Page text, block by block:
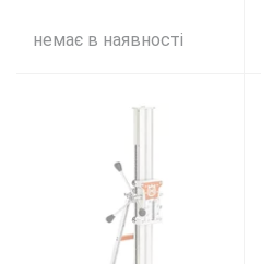
немає в наявності